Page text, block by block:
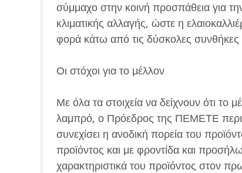
σύμμαχο στην κοινή προσπάθεια για
κλιματικής αλλαγής, ώστε η
φορά κάτω από τις δύσκολες συνθήκες
Οι στόχοι για το μέλλον
Με όλα τα στοιχεία να δείχνουν ότι το
λαμπρό, ο Πρόεδρος της ΠΕΜΕΤΕ
συνεχίσει η ανοδική πορεία του
προϊόντος και με φροντίδα και
χαρακτηριστικά του προϊόντος στον